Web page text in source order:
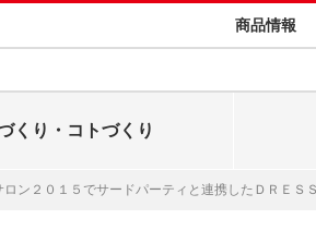
商品情報
くり・コトづくり
ロン２０１５でサードパーティと連携したＤＲＥ